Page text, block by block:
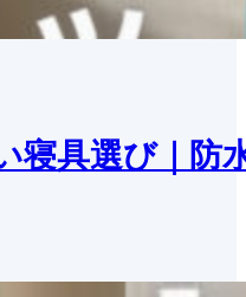
寝具選び｜防